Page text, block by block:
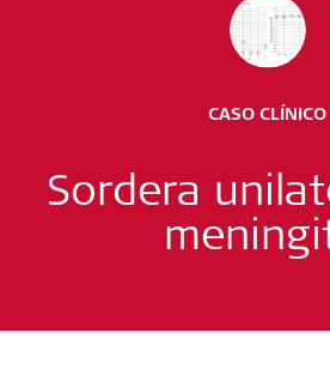
Suscríbete
CASO CLÍNICO
Sordera